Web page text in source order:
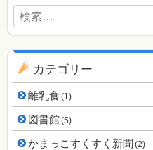
検索:
カテゴリー
離乳食 (1)
図書館(5)
かまっこすくすく新聞 (2)